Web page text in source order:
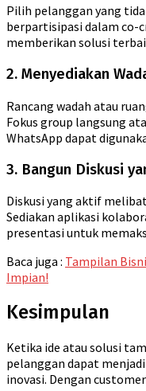
Pilih pelanggan yang
berpartisipasi dalam co-
memberikan solusi
2. Menyediakan
Rancang wadah atau
Fokus group langsung
WhatsApp dapat
3. Bangun Diskusi
Diskusi yang aktif
Sediakan aplikasi
presentasi untuk
Baca juga : Tampilan
Impian!
Kesimpulan
Ketika ide atau solusi
pelanggan dapat
inovasi. Dengan